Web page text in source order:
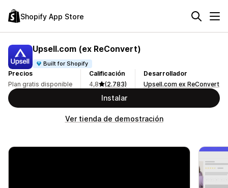
Shopify App Store
Upsell.com (ex ReConvert)
Built for Shopify
Precios
Plan gratis disponible
Calificación
4,8
(2.783)
Desarrollador
Upsell.com ex ReConvert
Instalar
Ver tienda de demostración